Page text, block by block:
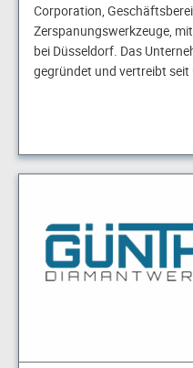
Corporation,
Zerspanungswerkzeuge,
bei Düsseldorf. Das
gegründet und vertreibt seit